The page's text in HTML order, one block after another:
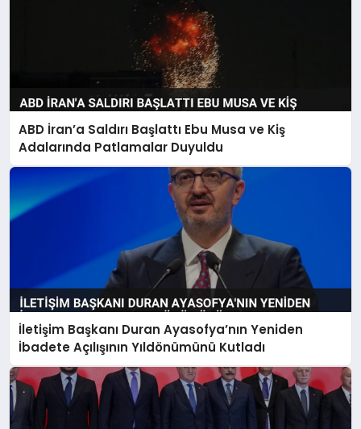
ABD İran’a Saldırı Başlattı Ebu Musa ve Kiş
Adalarında Patlamalar Duyuldu
İletişim Başkanı Duran Ayasofya’nın Yeniden
İbadete Açılışının Yıldönümünü Kutladı